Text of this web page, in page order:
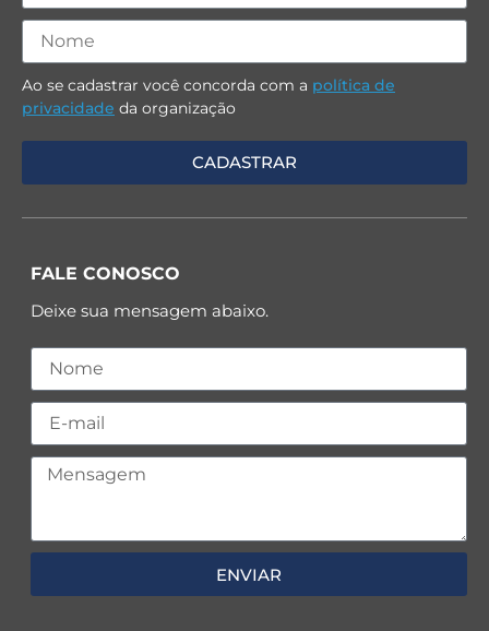
Ao se cadastrar você concorda com a política de
privacidade da organização
FALE CONOSCO
Deixe sua mensagem abaixo.
ENVIAR